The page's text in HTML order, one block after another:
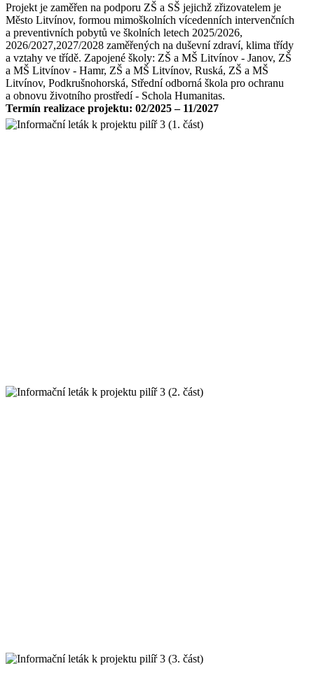
Projekt je zaměřen na podporu ZŠ a SŠ jejichž zřizovatelem je
Město Litvínov, formou mimoškolních vícedenních intervenčních
a preventivních pobytů ve školních letech 2025/2026,
2026/2027,2027/2028 zaměřených na duševní zdraví, klima třídy
a vztahy ve třídě. Zapojené školy: ZŠ a MŠ Litvínov - Janov, ZŠ
a MŠ Litvínov - Hamr, ZŠ a MŠ Litvínov, Ruská, ZŠ a MŠ
Litvínov, Podkrušnohorská, Střední odborná škola pro ochranu
a obnovu životního prostředí - Schola Humanitas.
Termín realizace projektu: 02/2025 – 11/2027